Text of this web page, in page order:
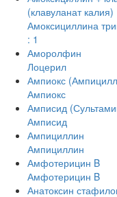
(клавуланат калия)
Амоксициллина
: 1
Аморолфин
Лоцерил
Ампиокс
Ампиокс
Амписид
Амписид
Ампициллин
Ампициллин
Амфотерицин B
Амфотерицин B
Анатоксин